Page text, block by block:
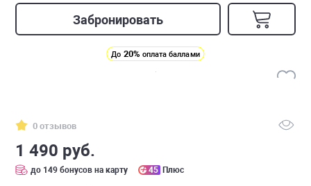
Забронировать
До 20% оплата баллами
0 отзывов
1 490 руб.
до 149 бонусов на карту 45 Плюс